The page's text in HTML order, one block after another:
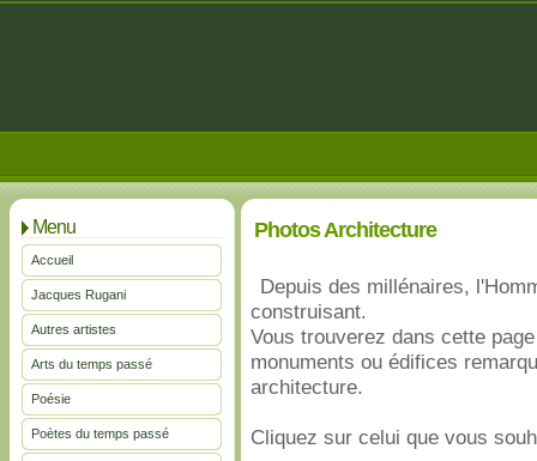
Menu
Accueil
Jacques Rugani
Autres artistes
Arts du temps passé
Poésie
Poètes du temps passé
Photos Architecture
Depuis des millénaires,
construisant.
Vous trouverez dans cette
monuments ou édifices
architecture.
Cliquez sur celui que vous